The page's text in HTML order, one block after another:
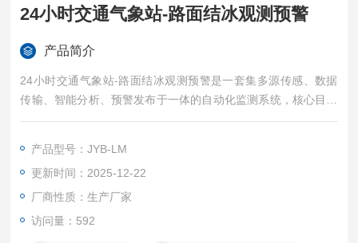
24小时交通气象站-路面结冰观测预警
产品简介
24小时交通气象站-路面结冰观测预警是一套集多源传感、数据
传输、智能分析、预警发布于一体的自动化监测系统，核心目标
是实时感知道路表面的温度、湿度、结冰状态及厚度等关键参
安全提供数据支撑，广泛应用于高速公路、桥梁隧道、山区道路
等易结冰路段。
产品型号：JYB-LM
更新时间：2025-12-22
厂商性质：生产厂家
访问量：592